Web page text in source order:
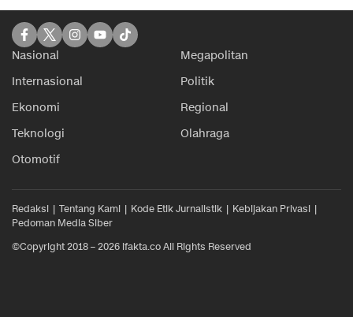
Nasional
Megapolitan
Internasional
Politik
Ekonomi
Regional
Teknologi
Olahraga
Otomotif
Redaksi Tentang Kami Kode Etik Jurnalistik
Kebijakan Privasi
Pedoman Media Siber
©Copyright 2018 – 2026 ifakta.co All Rights Reserved